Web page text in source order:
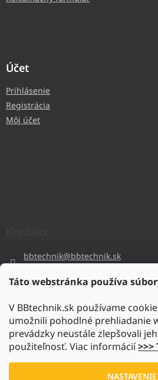
Táto webstránka používa
V BBtechnik.sk používame
umožnili pohodlné prehliadanie
prevádzky neustále zlepšovali
použiteľnosť. Viac informácií>>>
NASTAVENIE
Účet
Prihlásenie
Registrácia
Môj účet
bbtechnik@bbtechnik.sk
bbtechnik
https://www.youtube.com/@bb-